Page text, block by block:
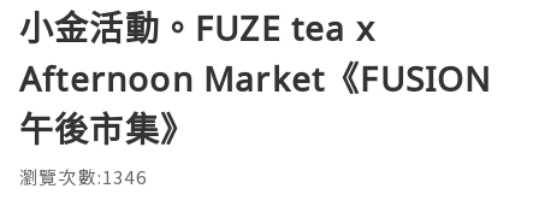
小金活動。FUZE tea x
Afternoon Market《FUSION
午後市集》
瀏覽次數:1346